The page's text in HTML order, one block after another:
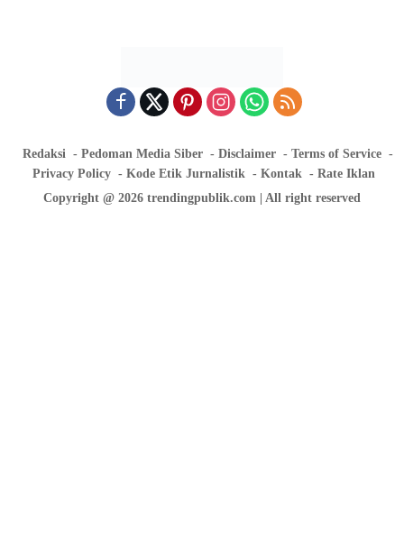
Redaksi Pedoman Media Siber Disclaimer
Terms of Service
Privacy Policy
Kode Etik Jurnalistik Kontak
Rate Iklan
Copyright @ 2026 trendingpublik.com | All right reserved